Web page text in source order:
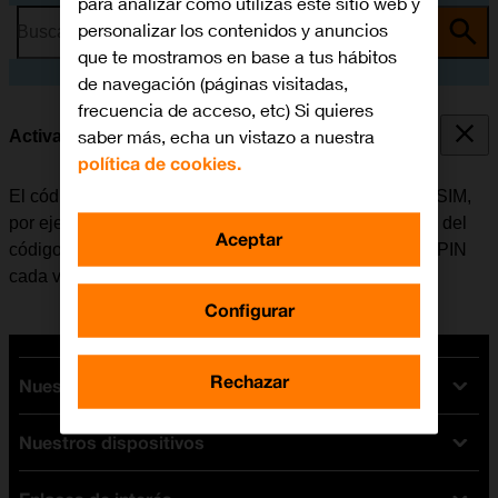
Busca por problema o tema
Activar o desactivar el uso del código PIN
El código PIN evita que otros puedan utilizar la tarjeta SIM,
por ejemplo, en caso de robo del móvil. Cuando el uso del
código PIN está activado, se debe introducir el código PIN
cada vez que se enciende el móvil.
Nuestras tarifas
Tarifas Orange
Tarifas fibra y móvil
Nuestros dispositivos
personalizar los contenidos y anuncios
que te mostramos en base a tus hábitos
de navegación (páginas visitadas,
frecuencia de acceso, etc) Si quieres
saber más, echa un vistazo a nuestra
política de cookies.
Configurar
Rechazar
Aceptar